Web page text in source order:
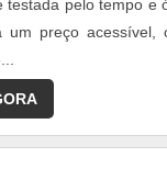
testada pelo tempo e
um preço acessível,